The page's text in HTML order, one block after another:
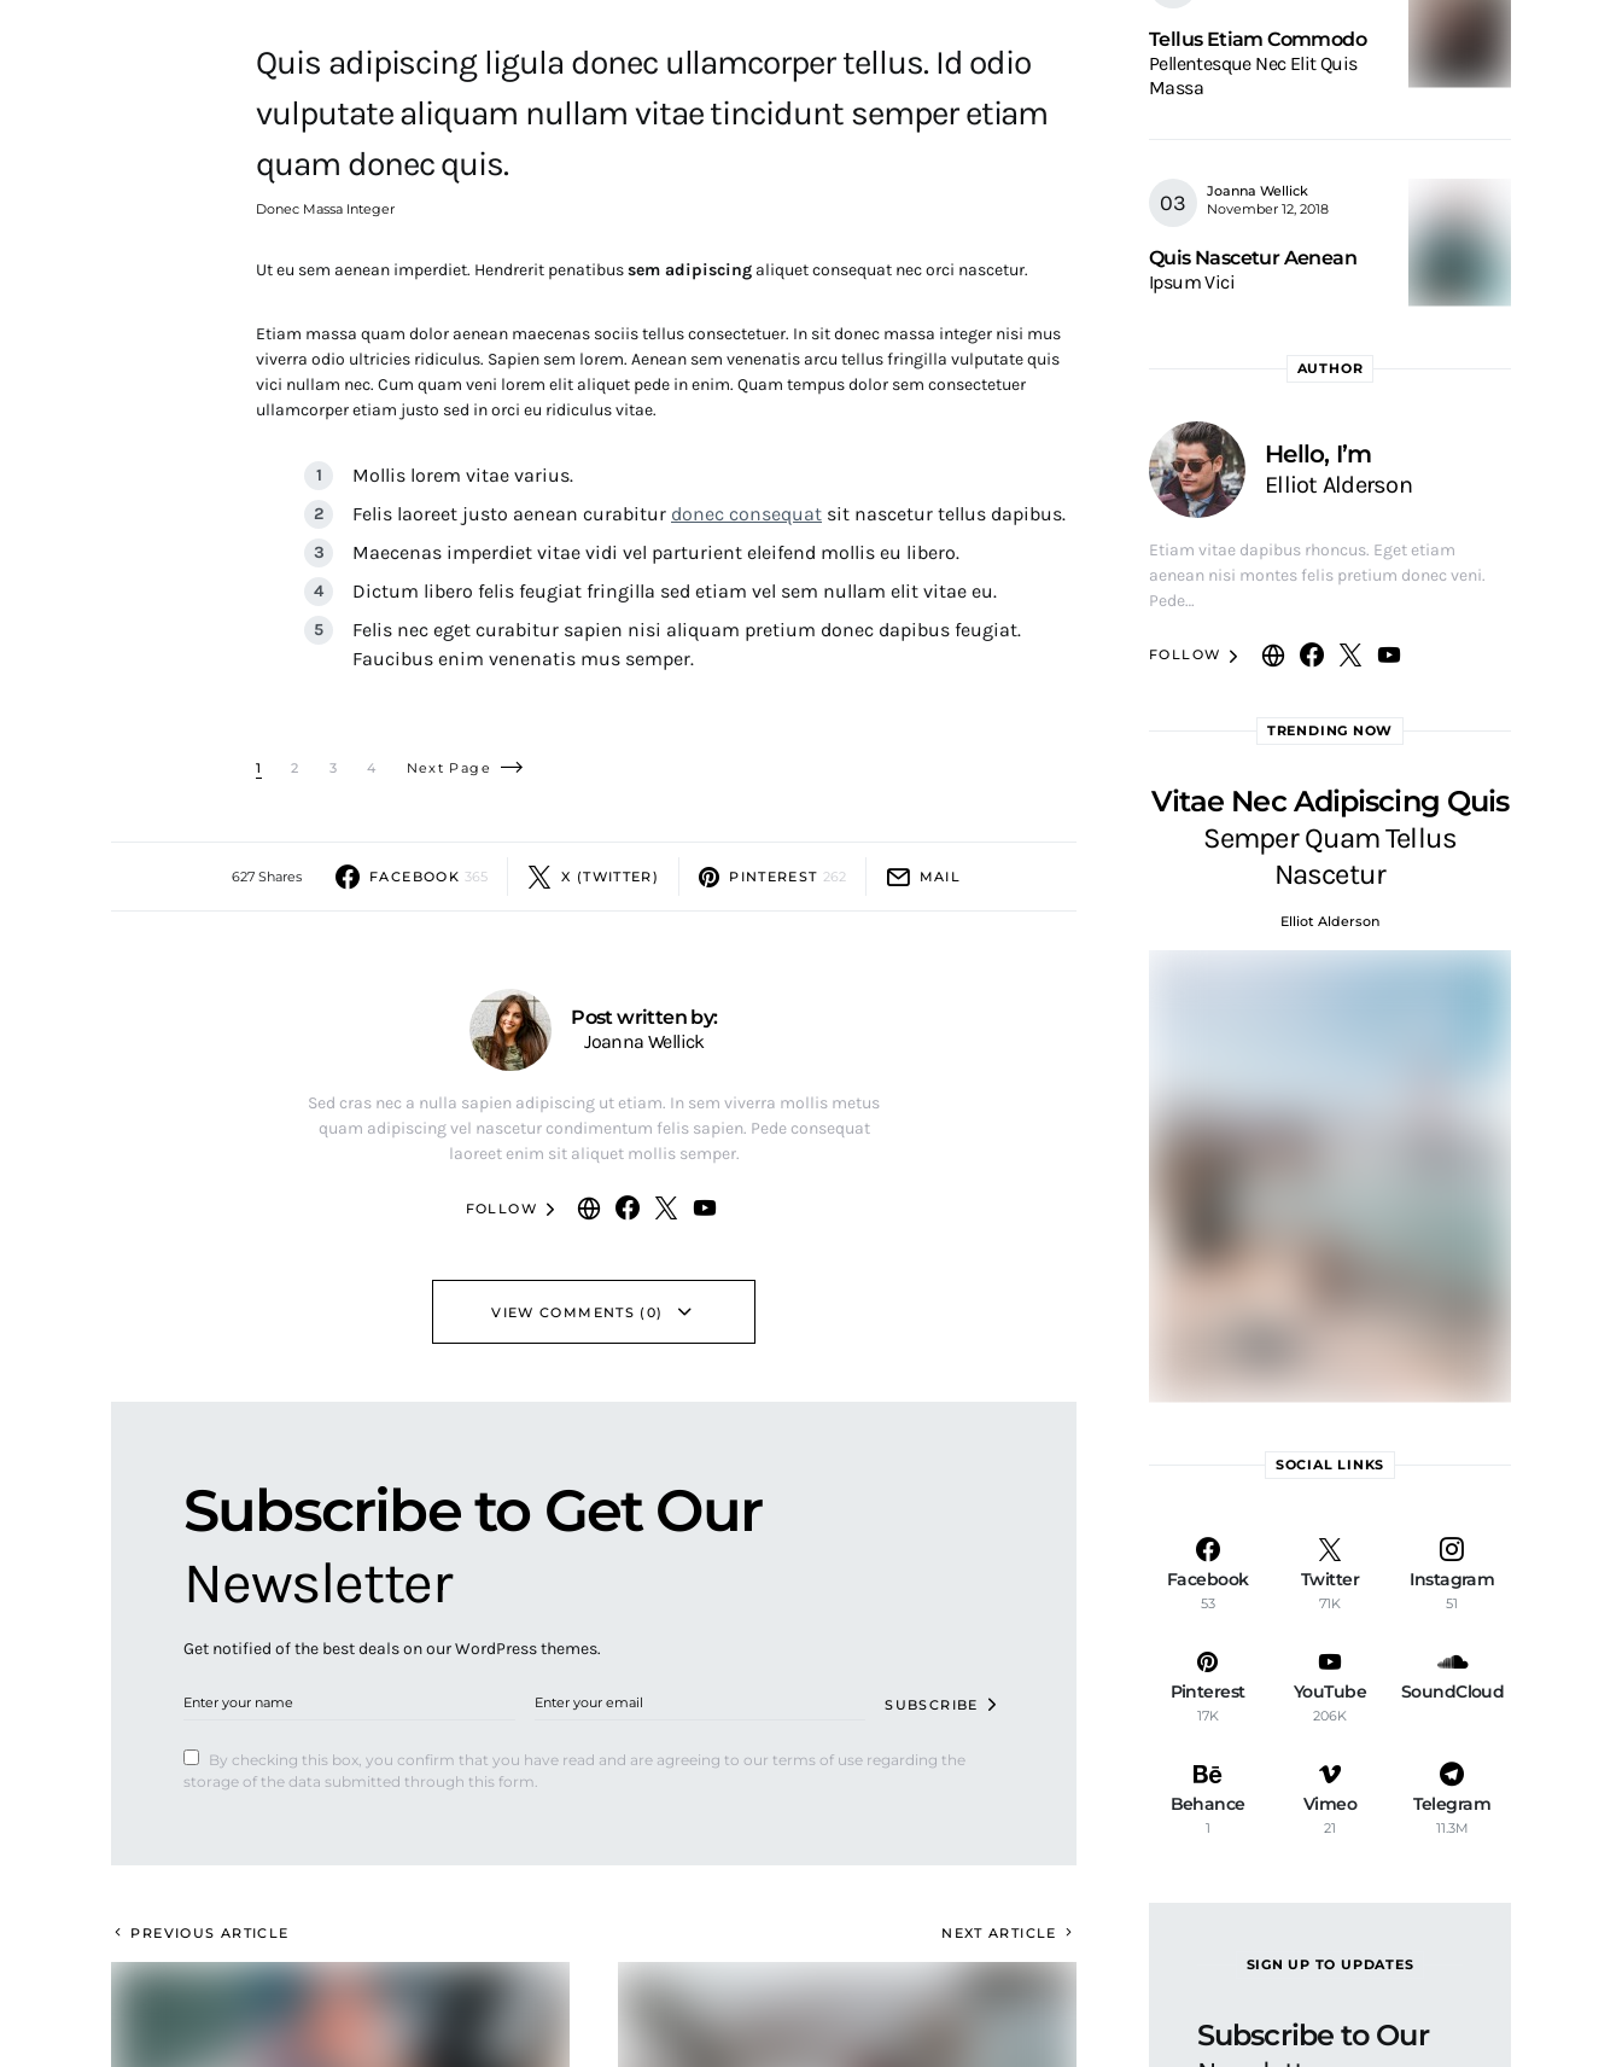
Quis adipiscing ligula donec ullamcorper tellus. Id odio
vulputate aliquam nullam vitae tincidunt semper etiam
quam donec quis.
Donec Massa Integer
Ut eu sem aenean imperdiet. Hendrerit penatibussem adipiscing aliquet consequat nec orci nascetur.
Etiam massa quam dolor aenean maecenas sociis tellus consectetuer. In sit donec massa integer nisi mus
viverra odio ultricies ridiculus. Sapien sem lorem. Aenean sem venenatis arcu tellus fringilla vulputate quis
vici nullam nec. Cum quam veni lorem elit aliquet pede in enim. Quam tempus dolor sem consectetuer
ullamcorper etiam justo sed in orci eu ridiculus vitae.
Mollis lorem vitae varius.
Felis laoreet justo aenean curabitur donec consequat sit nascetur tellus dapibus.
Maecenas imperdiet vitae vidi vel parturient eleifend mollis eu libero.
Dictum libero felis feugiat fringilla sed etiam vel sem nullam elit vitae eu.
Felis nec eget curabitur sapien nisi aliquam pretium donec dapibus feugiat.
Faucibus enim venenatis mus semper.
1 2 3 4 Next Page
627 Shares FACEBOOK 365 X (TWITTER) PINTEREST 262 MAIL
Post written by:
Joanna Wellick
Sed cras nec a nulla sapien adipiscing ut etiam. In sem viverra mollis metus
quam adipiscing vel nascetur condimentum felis sapien. Pede consequat
laoreet enim sit aliquet mollis semper.
FOLLOW
VIEW COMMENTS (0)
Subscribe to Get Our
Newsletter
Get notified of the best deals on our WordPress themes.
SUBSCRIBE
By checking this box, you confirm that you have read and are agreeing to our terms of use regarding the
storage of the data submitted through this form.
PREVIOUS ARTICLE NEXT ARTICLE
Tellus Etiam Commodo
Pellentesque Nec Elit Quis
Massa
Joanna Wellick
November 12, 2018
Quis Nascetur Aenean
Ipsum Vici
AUTHOR
Hello, I’m
Elliot Alderson
Etiam vitae dapibus rhoncus. Eget etiam
aenean nisi montes felis pretium donec veni.
Pede…
FOLLOW
TRENDING NOW
Vitae Nec Adipiscing Quis
Semper Quam Tellus
Nascetur
Elliot Alderson
SOCIAL LINKS
Facebook
53
Twitter
71K
Instagram
51
Pinterest
17K
YouTube
206K
SoundCloud
Behance
1
Vimeo
21
Telegram
11.3M
SIGN UP TO UPDATES
Subscribe to Our